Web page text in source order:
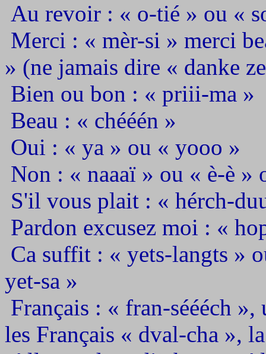
Au revoir : « o-tié » ou «
Merci : « mèr-si » merci
» (ne jamais dire « danke
Bien ou bon : « priii-ma »
Beau : « chééén »
Oui : « ya » ou « yooo »
Non : « naaaï » ou « è-è »
S'il vous plait : « hérch-
Pardon excusez moi : «
Ca suffit : « yets-langts »
yet-sa »
Français : « fran-séééch
les Français « dval-cha »,